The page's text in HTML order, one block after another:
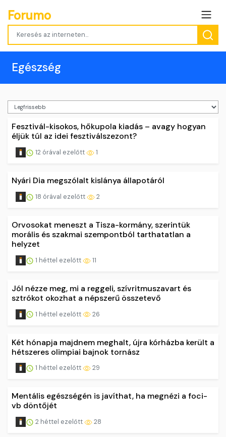
Forumo
Egészség
Fesztivál-kisokos, hőkupola kiadás – avagy hogyan
éljük túl az idei fesztiválszezont?
12 órával ezelőtt 1
Nyári Dia megszólalt kislánya állapotáról
18 órával ezelőtt 2
Orvosokat meneszt a Tisza-kormány, szerintük
morális és szakmai szempontból tarthatatlan a
helyzet
1 héttel ezelőtt 11
Jól nézze meg, mi a reggeli, szívritmuszavart és
sztrókot okozhat a népszerű összetevő
1 héttel ezelőtt 26
Két hónapja majdnem meghalt, újra kórházba került a
hétszeres olimpiai bajnok tornász
1 héttel ezelőtt 29
Mentális egészségén is javíthat, ha megnézi a foci-
vb döntőjét
2 héttel ezelőtt 28